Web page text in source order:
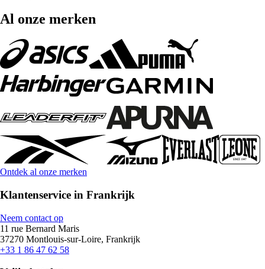
Al onze merken
Ontdek al onze merken
Klantenservice in Frankrijk
Neem contact op
11 rue Bernard Maris
37270 Montlouis-sur-Loire, Frankrijk
+33 1 86 47 62 58